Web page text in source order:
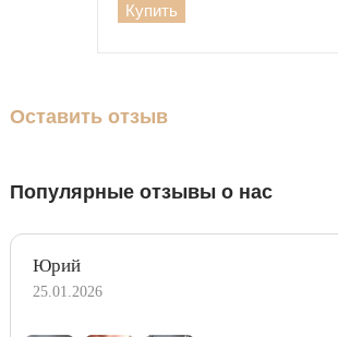
Купить
Оставить отзыв
Популярные отзывы о нас
Юрий
25.01.2026